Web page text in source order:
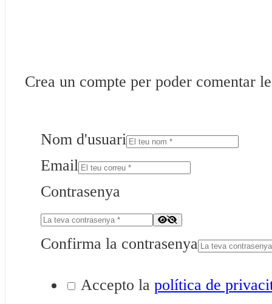
Crea un compte per poder comentar
Nom d'usuari
Email
Contrasenya
Confirma la contrasenya
Accepto la política de